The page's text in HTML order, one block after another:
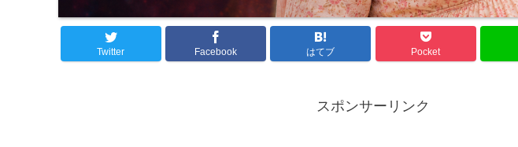
Twitter Facebook はてブ Pocket
スポンサーリンク